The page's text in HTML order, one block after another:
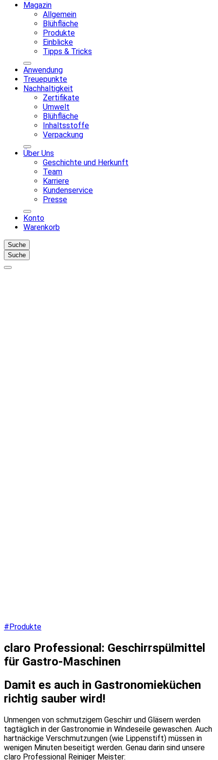
Magazin
Allgemein
Blühfläche
Produkte
Einblicke
Tipps & Tricks
Anwendung
Treuepunkte
Nachhaltigkeit
Zertifikate
Umwelt
Blühfläche
Inhaltsstoffe
Verpackung
Über Uns
Geschichte und Herkunft
Team
Karriere
Kundenservice
Presse
Konto
Warenkorb
Suche
Suche
#Produkte
claro Professional: Geschirrspülmittel
für Gastro-Maschinen
Damit es auch in Gastronomieküchen
richtig sauber wird!
Unmengen von schmutzigem Geschirr und Gläsern werden
tagtäglich in der Gastronomie in Windeseile gewaschen. Auch
hartnäckige Verschmutzungen (wie Lippenstift) müssen in
wenigen Minuten beseitigt werden. Genau darin sind unsere
claro Professional Reiniger Meister: